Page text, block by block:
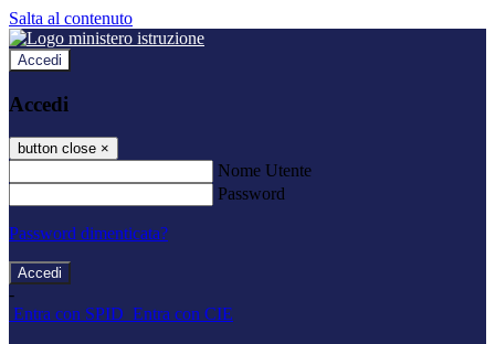
Salta al contenuto
Accedi
Accedi
button close ×
Nome Utente
Password
Password dimenticata?
-
Entra con SPID Entra con CIE